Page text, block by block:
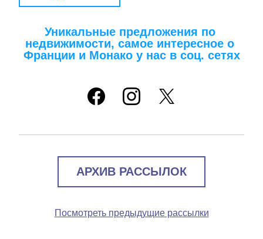
Уникальные предложения по
недвижимости, самое интересное о
Франции и Монако у нас в соц. сетях
АРХИВ РАССЫЛОК
Посмотреть предыдущие рассылки